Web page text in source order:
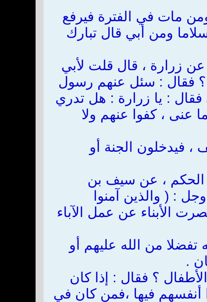
ومن مات في الفترة فيرفع
ومن أبي قال تبارك
عن زرارة ، قال قلت لأبي
؟ فقال : سئل عنهم رسول
فقال : يا زرارة : هل تدري
عنى ، كفوا عنهم ولا
، فيدخلون الجنة أو
الحكم ، عن سيف بن
: ( والذين آمنوا
الأبناء عن عمل الآباء
تفضلا من الله عليهم أو
.
؟ فقال : إذا كان
أنفسهم فيها ،فمن كان في